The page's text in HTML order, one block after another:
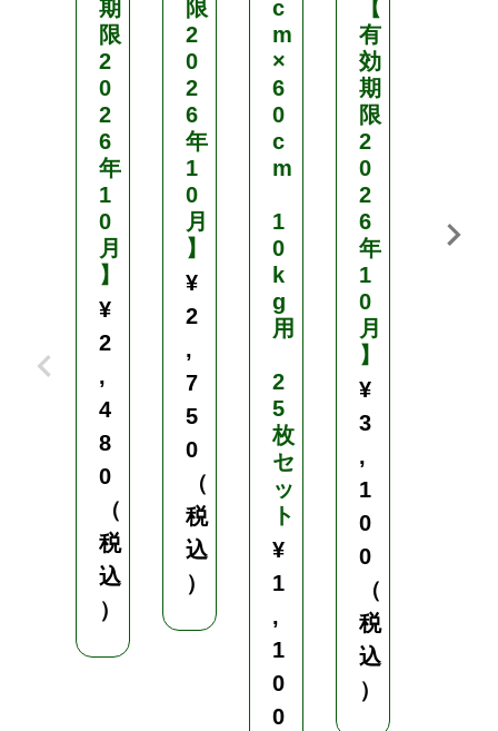
期
限
2
0
2
6
年
1
0
月
】
¥
2
,
4
8
0
（
税
込
）
限
2
0
2
6
年
1
0
月
】
¥
2
,
7
5
0
（
税
込
）
c
m
×
6
0
c
m
1
0
k
g
用
2
5
枚
セ
ッ
ト
¥
1
,
1
0
0
【
有
効
期
限
2
0
2
6
年
1
0
月
】
¥
3
,
1
0
0
（
税
込
）
6
年